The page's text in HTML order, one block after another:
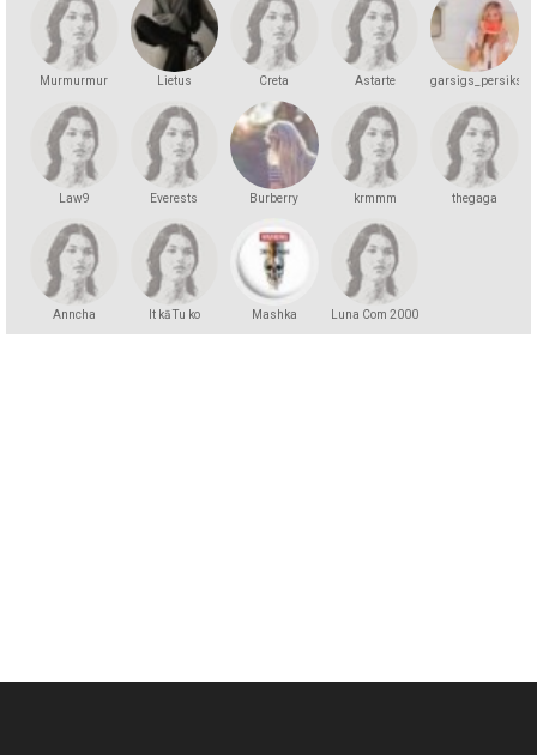
Murmurmur Lietus Creta Astarte garsigs_persiks
Law9 Everests Burberry krmmm thegaga
Anncha
It kā Tu ko
Mashka
Luna Com 2000